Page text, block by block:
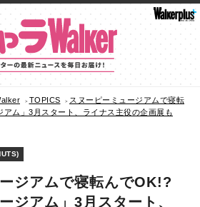
TOPICS
スヌーピーミュージアムで寝転
アム」3月スタート、ライナス主役の企画展も
ジアムで寝転んでOK!?
ジアム」3月スタート、